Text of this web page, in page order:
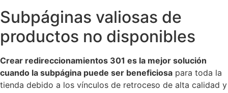
Subpáginas valiosas de
productos no disponibles
Crear redireccionamientos 301 es la mejor solución
cuando la subpágina puede ser beneficiosa para toda la
tienda debido a los vínculos de retroceso de alta calidad y